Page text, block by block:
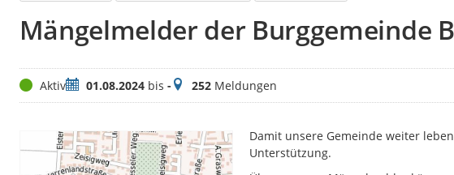
Mängelmelder der Burggemeinde
StatusAktivZeitraum
01.08.2024bis -Meldungen
252Meldungen
Damit unsere Gemeinde weiter
Unterstützung.